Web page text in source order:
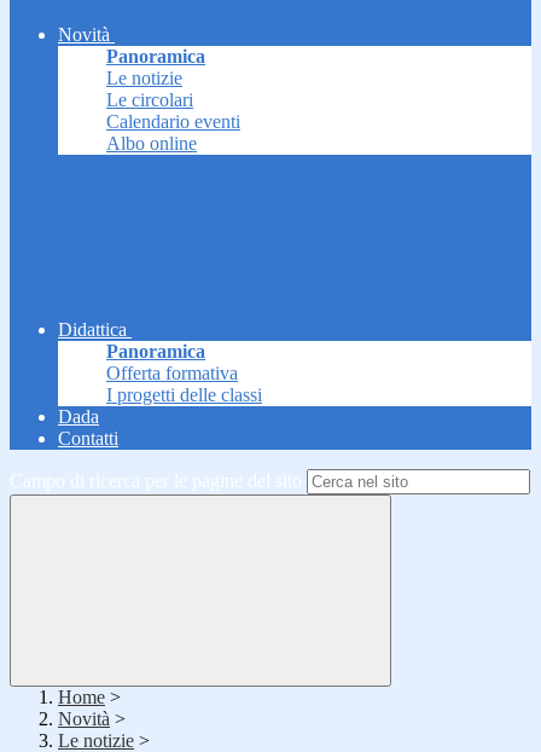
Novità
Panoramica
Le notizie
Le circolari
Calendario eventi
Albo online
Didattica
Panoramica
Offerta formativa
I progetti delle classi
Dada
Contatti
Campo di ricerca per le pagine del sito
Home >
Novità >
Le notizie >